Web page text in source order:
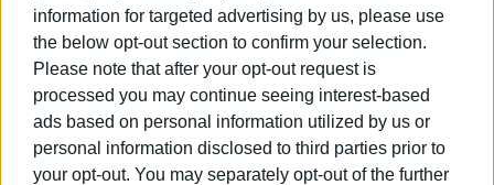
information for targeted advertising by us, please use
the below opt-out section to confirm your selection.
Please note that after your opt-out request is
processed you may continue seeing interest-based
ads based on personal information utilized by us or
personal information disclosed to third parties prior to
your opt-out. You may separately opt-out of the further
Ακολουθήστε το enimerosi στοFacebook
Συνδρομητές στο e-paper